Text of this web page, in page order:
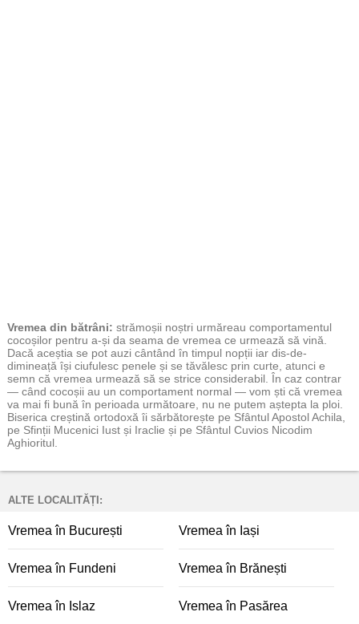
Vremea din bătrâni: strămoșii noștri urmăreau comportamentul
cocoșilor pentru a-și da seama de vremea ce urmează să vină.
Dacă aceștia se pot auzi cântând în timpul nopții iar dis-de-
dimineață își ciufulesc penele și se tăvălesc prin curte, atunci e
semn că vremea urmează să se strice considerabil. În caz contrar
— când cocoșii au un comportament normal — vom ști că vremea
va mai fi bună în perioada următoare, nu ne putem aștepta la ploi.
Biserica creștină ortodoxă îi sărbătorește pe Sfântul Apostol Achila,
pe Sfinții Mucenici Iust și Iraclie și pe Sfântul Cuvios Nicodim
Aghioritul.
ALTE LOCALITĂȚI:
Vremea în București Vremea în Iași
Vremea în Fundeni Vremea în Brănești
Vremea în Islaz Vremea în Pasărea